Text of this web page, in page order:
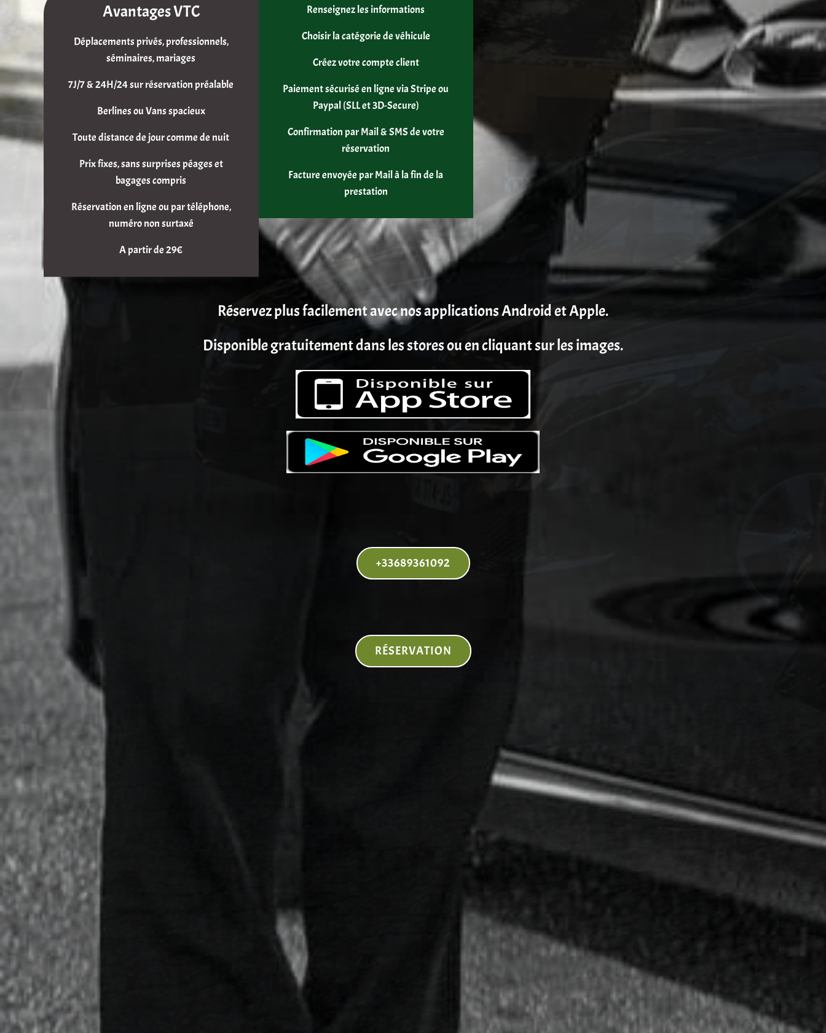
Avantages VTC
Déplacements privés, professionnels,
séminaires, mariages
7J/7 & 24H/24 sur réservation préalable
Berlines ou Vans spacieux
Toute distance de jour comme de nuit
Prix fixes, sans surprises péages et
bagages compris
Réservation en ligne ou par téléphone,
numéro non surtaxé
A partir de 29€
Renseignez les informations
Choisir la catégorie de véhicule
Créez votre compte client
Paiement sécurisé en ligne via Stripe ou
Paypal (SLL et 3D-Secure)
Confirmation par Mail & SMS de votre
réservation
Facture envoyée par Mail à la fin de la
prestation
Réservez plus facilement avec nos applications Android et Apple.
Disponible gratuitement dans les stores ou en cliquant sur les images.
+33689361092
RÉSERVATION